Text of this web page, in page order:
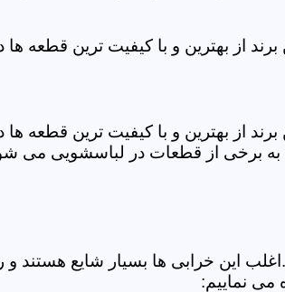
از بهترین و با کیفیت ترین قطعه
از بهترین و با کیفیت ترین
برخی از قطعات در لباسشویی می
خرابی ها بسیار شایع هستند و
نماییم: